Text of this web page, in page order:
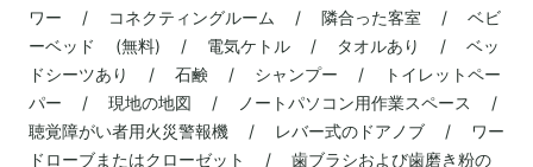
ワー / コネクティングルーム / 隣合った客室 / ベビ
ーベッド (無料) / 電気ケトル / タオルあり / ベッ
ドシーツあり / 石鹸 / シャンプー / トイレットペー
パー / 現地の地図 / ノートパソコン用作業スペース /
聴覚障がい者用火災警報機 / レバー式のドアノブ / ワー
ドローブまたはクローゼット / 歯ブラシおよび歯磨き粉の